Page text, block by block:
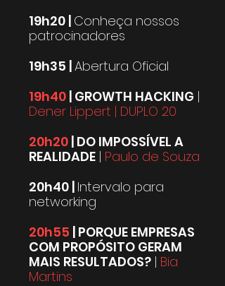
19h20 | Conheça nossos
patrocinadores
19h35 |Abertura Oficial
19h40| GROWTH HACKING |
Dener Lippert | DUPLO 20
20h20| DO IMPOSSÍVEL A
REALIDADE| Paulo de Souza
20h40 | Intervalo para
networking
20h55 | PORQUE EMPRESAS
COM PROPÓSITO GERAM
MAIS RESULTADOS?| Bia
Martins